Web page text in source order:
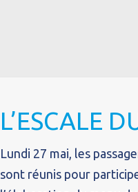
L’ESCALE
Lundi 27 mai, les
sont réunis pour